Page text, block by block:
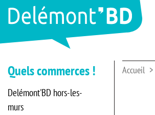
Quels commerces !
Delémont'BD hors-les-
murs
Accueil